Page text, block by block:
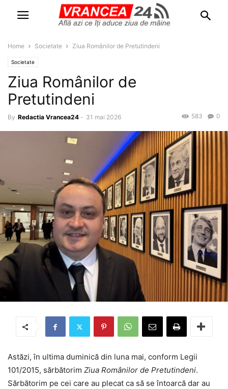
Home Societate Ziua Românilor de Pretutindeni
Societate
Ziua Românilor de
Pretutindeni
By Redactia Vrancea24 - 31 mai 2026 0
583
Astăzi, în ultima duminică din luna mai, conform Legii
101/2015, sărbătorim Ziua Românilor de Pretutindeni.
Sărbătorim pe cei care au plecat ca să se întoarcă dar au